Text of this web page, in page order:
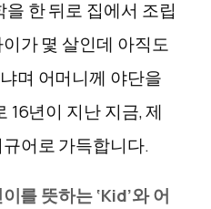
한 뒤로 집에서 조립
가 몇 살인데 아직도
며 어머니께 야단을
16년이 지난 지금,제
어로 가득합니다.
를 뜻하는‘Kid’와 어